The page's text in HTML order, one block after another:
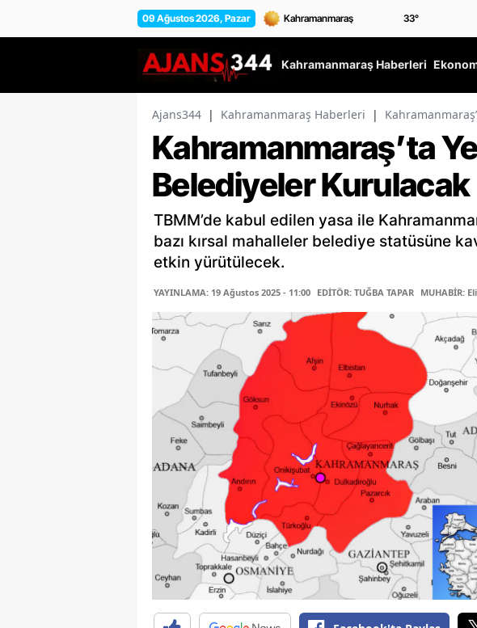
09 Ağustos 2026, Pazar 33°
Kahramanmaraş Haberleri
Ajans344 | Kahramanmaraş Haberleri |
Kahramanmaraş’ta
Belediyeler Kurulacak
TBMM’de kabul edilen yasa ile
bazı kırsal mahalleler belediye statüsüne
etkin yürütülecek.
YAYINLAMA: 19 Ağustos 2025 - 11:00 EDİTÖR: TUĞBA TAPAR MUHABİR: